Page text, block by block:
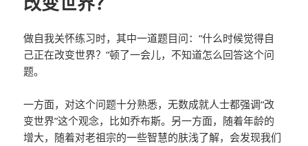
做自我关怀练习时，其中一道题目问：“什么时候觉得自
己正在改变世界？”顿了一会儿，不知道怎么回答这个问
题。
一方面，对这个问题十分熟悉，无数成就人士都强调“改
变世界”这个观念，比如乔布斯。另一方面，随着年龄的
增大，随着对老祖宗的一些智慧的肤浅了解，会发现我们